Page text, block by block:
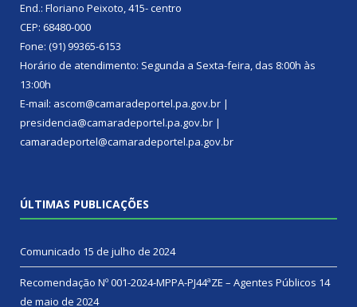
End.: Floriano Peixoto, 415- centro
CEP: 68480-000
Fone: (91) 99365-6153
Horário de atendimento: Segunda a Sexta-feira, das 8:00h às
13:00h
E-mail: ascom@camaradeportel.pa.gov.br |
presidencia@camaradeportel.pa.gov.br |
camaradeportel@camaradeportel.pa.gov.br
ÚLTIMAS PUBLICAÇÕES
Comunicado 15 de julho de 2024
Recomendação Nº 001-2024-MPPA-PJ44ªZE – Agentes Públicos 14
de maio de 2024